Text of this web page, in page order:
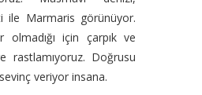
ile Marmaris görünüyor.
olmadığı için çarpık ve
rastlamıyoruz. Doğrusu
veriyor insana.